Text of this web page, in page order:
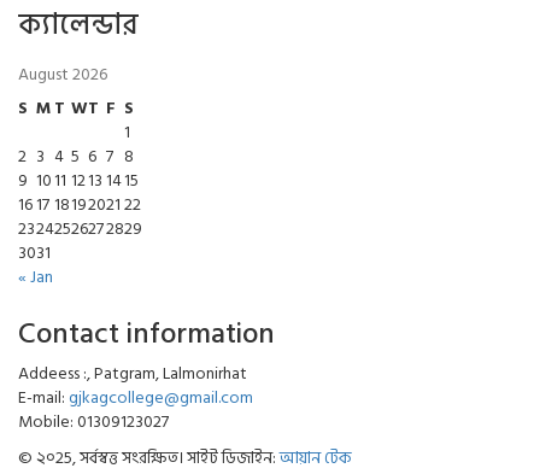
ক্যালেন্ডার
August 2026
S MT WT F S
1
2 3 4 5 6 7 8
9 1011 12131415
16171819202122
23242526272829
3031
« Jan
Contact information
Addeess :, Patgram, Lalmonirhat
E-mail:gjkagcollege@gmail.com
Mobile: 01309123027
© ২০25, সর্বস্বত্ত সংরক্ষিত। সাইট ডিজাইন:আয়ান টেক